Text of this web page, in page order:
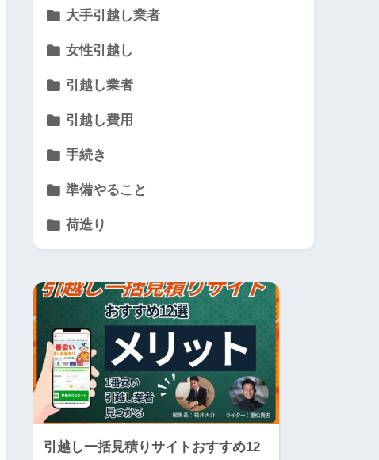
大手引越し業者
女性引越し
引越し業者
引越し費用
手続き
準備やること
荷造り
引越し一括見積りサイトおすすめ12